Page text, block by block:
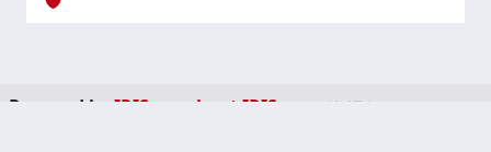
Powered by IRIS about IRIS